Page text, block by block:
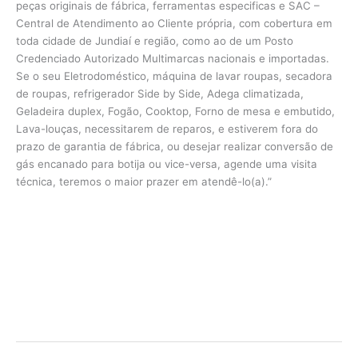
peças originais de fábrica, ferramentas especificas e SAC –
Central de Atendimento ao Cliente própria, com cobertura em
toda cidade de Jundiaí e região, como ao de um Posto
Credenciado Autorizado Multimarcas nacionais e importadas.
Se o seu Eletrodoméstico, máquina de lavar roupas, secadora
de roupas, refrigerador Side by Side, Adega climatizada,
Geladeira duplex, Fogão, Cooktop, Forno de mesa e embutido,
Lava-louças, necessitarem de reparos, e estiverem fora do
prazo de garantia de fábrica, ou desejar realizar conversão de
gás encanado para botija ou vice-versa, agende uma visita
técnica, teremos o maior prazer em atendê-lo(a).”